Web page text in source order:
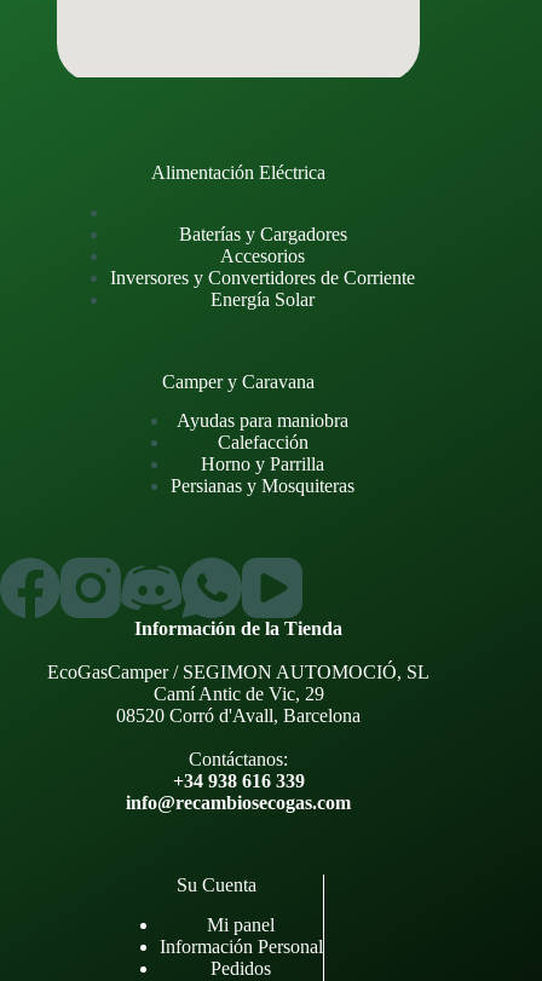
Alimentación Eléctrica
Baterías y Cargadores
Accesorios
Inversores y Convertidores de Corriente
Energía Solar
Camper y Caravana
Ayudas para maniobra
Calefacción
Horno y Parrilla
Persianas y Mosquiteras
Información de la Tienda
EcoGasCamper / SEGIMON AUTOMOCIÓ, SL
Camí Antic de Vic, 29
08520 Corró d'Avall, Barcelona
Contáctanos:
+34 938 616 339
info@recambiosecogas.com
Su Cuenta
Mi panel
Información Personal
Pedidos